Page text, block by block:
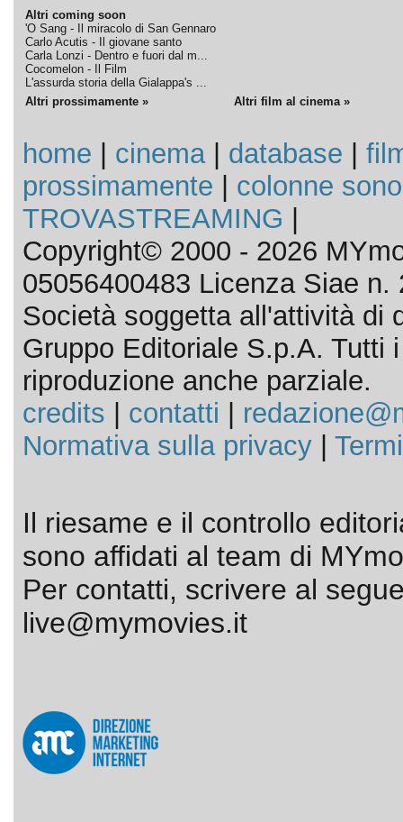
Altri coming soon
'O Sang - Il miracolo di San Gennaro
Carlo Acutis - Il giovane santo
Carla Lonzi - Dentro e fuori dal m...
Cocomelon - Il Film
L'assurda storia della Gialappa's ...
Altri prossimamente » Altri film al cinema »
home cinema| database
prossimamente
colonne
TROVASTREAMING
Copyright© 2000 - 2026
05056400483 Licenza Siae n.
Società soggetta all'attività di
Gruppo Editoriale S.p.A. Tutti
riproduzione anche parziale.
credits
contatti
Normativa sulla privacy|
Il riesame e il controllo
sono affidati al team di
Per contatti, scrivere al
live@mymovies.it